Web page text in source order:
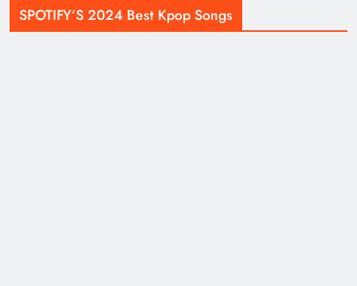
SPOTIFY’S 2024 Best Kpop Songs